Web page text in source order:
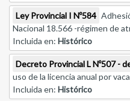
Ley Provincial I Nº584
Nacional 18.566 -régimen de
Incluida en: Histórico
Decreto Provincial L Nº507 -
uso de la licencia anual por
Incluida en: Histórico